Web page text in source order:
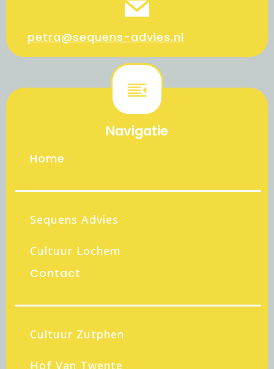
petra@sequens-advies.nl
Navigatie
Home
Sequens Advies
Cultuur Lochem
Contact
Cultuur Zutphen
Hof Van Twente